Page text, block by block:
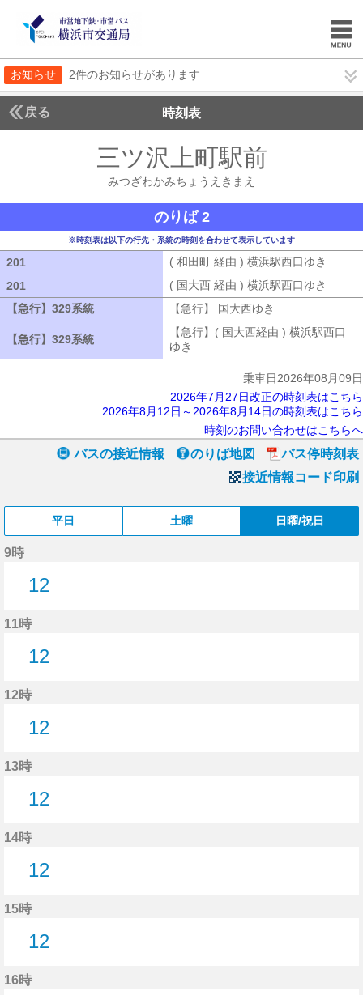
お知らせ 2件のお知らせがあります
戻る 時刻表
三ツ沢上町駅前
みつざわかみちょうえきまえ
のりば 2
※時刻表は以下の行先・系統の時刻を合わせて表示しています
201 ( 和田町 経由 ) 横浜駅西口ゆき
201
( 国大西 経由 ) 横浜駅西口ゆき
【急行】329系統 【急行】329系統【急行】 国大西ゆき
【急行】329系統 【急行】329系統
【急行】( 国大西経由 ) 横浜駅西口
ゆき
乗車日2026年08月09日
2026年7月27日改正の時刻表はこちら
2026年8月12日～2026年8月14日の時刻表はこちら
時刻のお問い合わせはこちらへ
バスの接近情報 のりば地図
バス停時刻表
接近情報コード印刷
平日 土曜 日曜/祝日
9時
12
11時
12
12時
12
13時
12
14時
12
15時
12
16時